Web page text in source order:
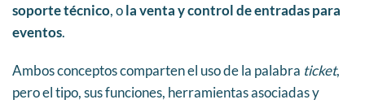
soporte técnico, ola venta y control de entradas para
eventos.
Ambos conceptos comparten el uso de la palabra ticket,
pero el tipo, sus funciones, herramientas asociadas y